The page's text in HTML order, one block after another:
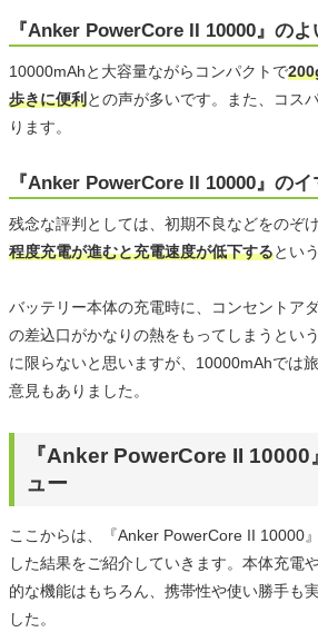
『Anker PowerCore II 10000』のよ
10000mAhと大容量ながらコンパクトで
歩きに便利との声が多いです。また、コス
ります。
『Anker PowerCore II 10000』のイ
残念な評判としては、初期不良などをのぞけ
程度充電が進むと充電速度が低下するとい
バッテリー本体の充電時に、コンセントア
の差込口がかなりの熱をもってしまうとい
に限らないと思いますが、10000mAhでは
意見もありました。
『Anker PowerCore II 10000
ュー
ここからは、『Anker PowerCore II 10000
した結果をご紹介していきます。本体充電
的な機能はもちろん、携帯性や使い勝手も
した。